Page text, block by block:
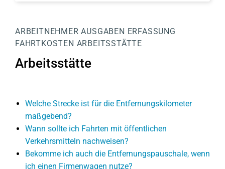
ARBEITNEHMER AUSGABEN ERFASSUNG
FAHRTKOSTEN ARBEITSSTÄTTE
Arbeitsstätte
Welche Strecke ist für die Entfernungskilometer
maßgebend?
Wann sollte ich Fahrten mit öffentlichen
Verkehrsmitteln nachweisen?
Bekomme ich auch die Entfernungspauschale, wenn
ich einen Firmenwagen nutze?